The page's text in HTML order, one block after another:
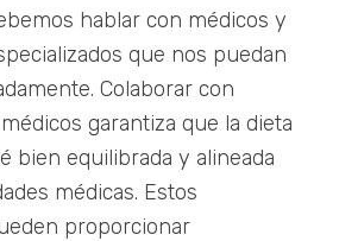
hablar con médicos y
que nos puedan
Colaborar con
garantiza que la dieta
bien equilibrada y alineada
médicas. Estos
proporcionar